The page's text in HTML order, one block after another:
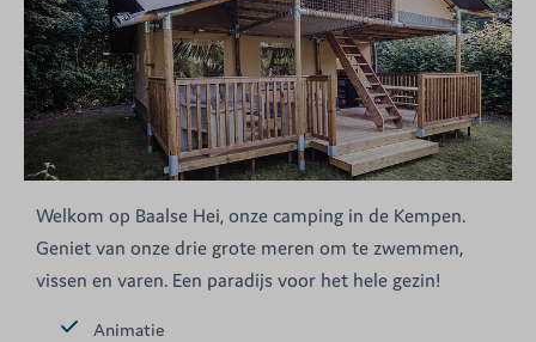
Welkom op Baalse Hei, onze camping in de Kempen.
Geniet van onze drie grote meren om te zwemmen,
vissen en varen. Een paradijs voor het hele gezin!
Animatie